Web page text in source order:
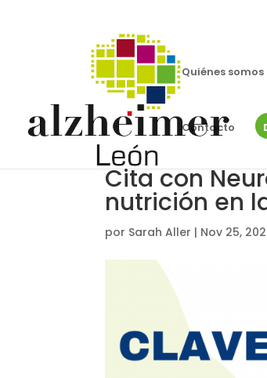
Quiénes somos
Contacto
Cita con
nutrición en
por Sarah Aller | Nov 25,